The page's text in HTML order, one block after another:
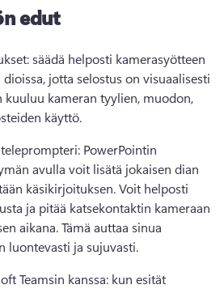
edut
säädä helposti kamerasyötteen
jotta selostus on visuaalisesti
kuuluu kameran tyylien, muodon,
käyttö.
PowerPointin
avulla voit lisätä jokaisen dian
käsikirjoituksen. Voit helposti
ja pitää katsekontaktin kameraan
aikana. Tämä auttaa sinua
luontevasti ja sujuvasti.
Teamsin kanssa: kun esität